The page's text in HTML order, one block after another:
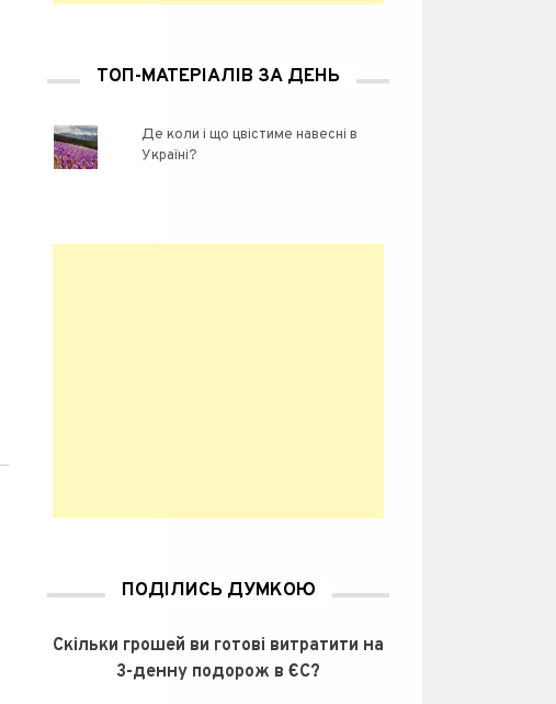
ТОП-МАТЕРІАЛІВ ЗА ДЕНЬ
Де коли і що цвістиме навесні в
Україні?
ПОДІЛИСЬ ДУМКОЮ
Скільки грошей ви готові витратити на
3-денну подорож в ЄС?